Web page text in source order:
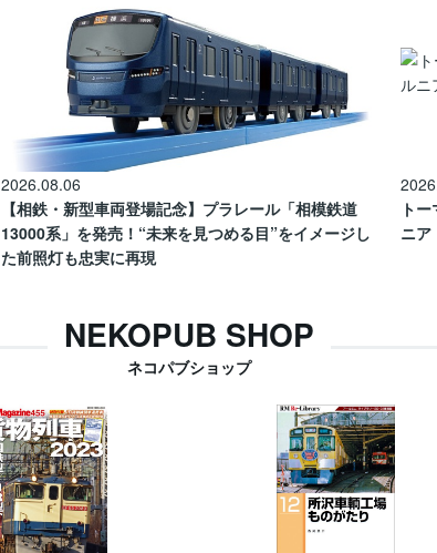
2026.08.06
【相鉄・新型車両登場記念】プラレール「相模鉄道
13000系」を発売！“未来を見つめる目”をイメージし
た前照灯も忠実に再現
ト
ニア
NEKOPUB SHOP
ネコパブショップ